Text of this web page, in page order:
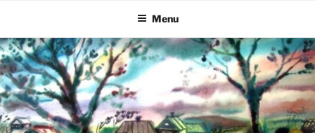
obsahu
webu
Menu